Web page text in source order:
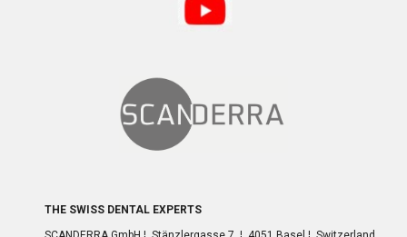
THE SWISS DENTAL EXPERTS